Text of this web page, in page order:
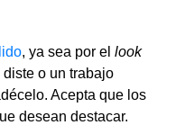
, ya sea por el look
o un trabajo
Acepta que los
desean destacar.